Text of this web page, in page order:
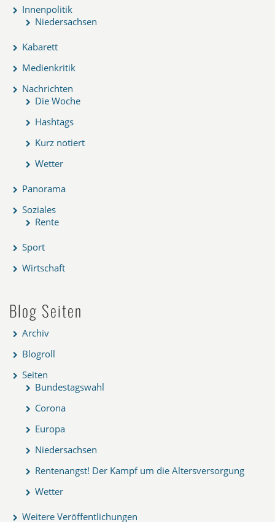
Innenpolitik
Niedersachsen
Kabarett
Medienkritik
Nachrichten
Die Woche
Hashtags
Kurz notiert
Wetter
Panorama
Soziales
Rente
Sport
Wirtschaft
Blog Seiten
Archiv
Blogroll
Seiten
Bundestagswahl
Corona
Europa
Niedersachsen
Rentenangst! Der Kampf um die Altersversorgung
Wetter
Weitere Veröffentlichungen